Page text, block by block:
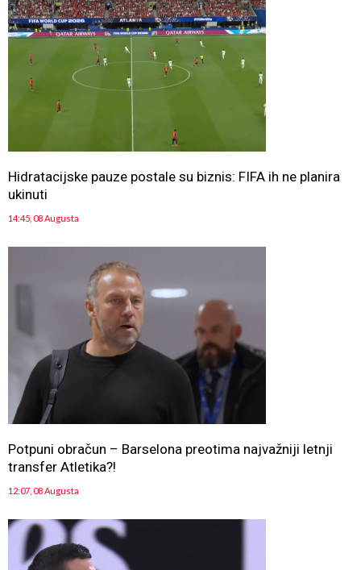
Hidratacijske pauze postale su biznis: FIFA ih ne planira
ukinuti
14:45, 08 Augusta
Potpuni obračun – Barselona preotima najvažniji letnji
transfer Atletika?!
12:07, 08 Augusta